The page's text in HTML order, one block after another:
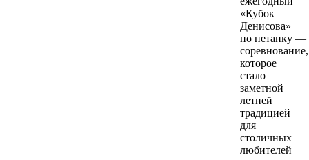
«Кубок
Денисова»
по петанку —
соревнование,
которое
стало
заметной
летней
традицией
для
столичных
любителей